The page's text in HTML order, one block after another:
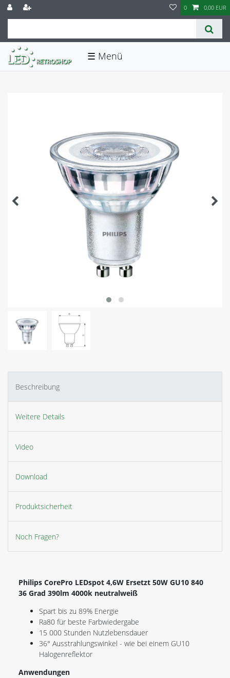
0 0,00 EUR
☰
Beschreibung
Weitere Details
Video
Download
Produktsicherheit
Noch Fragen?
Philips CorePro LEDspot 4,6W Ersetzt 50W GU10 840
36 Grad 390lm 4000k neutralweiß
Spart bis zu 89% Energie
Ra80 für beste Farbwiedergabe
15 000 Stunden Nutzlebensdauer
36° Ausstrahlungswinkel - wie bei einem GU10
Halogenreflektor
Anwendungen